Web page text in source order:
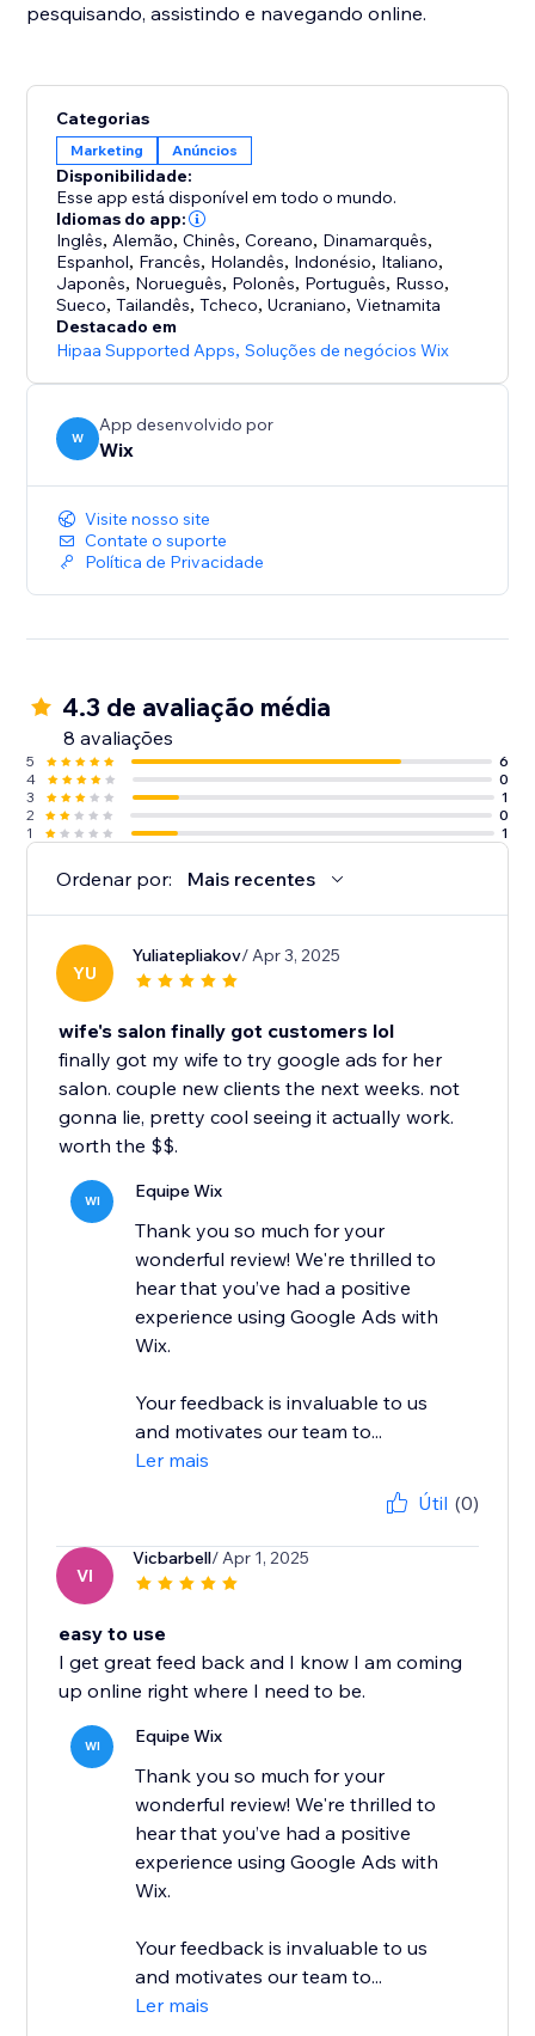
pesquisando, assistindo e navegando online.
Categorias
Marketing Anúncios
Disponibilidade:
Esse app está disponível em todo o mundo.
Idiomas do app:
Inglês, Alemão,Chinês,Coreano, Dinamarquês,
Espanhol, Francês, Holandês, Indonésio, Italiano,
Japonês, Norueguês, Polonês, Português, Russo,
Sueco,Tailandês,Tcheco,Ucraniano,Vietnamita
Destacado em
Hipaa Supported Apps,Soluções de negócios Wix
W
App desenvolvido por
Wix
Visite nosso site
Contate o suporte
Política de Privacidade
4.3 de avaliação média
8 avaliações
5
6
4
0
3
1
2
0
1
1
Ordenar por: Mais recentes
YU
Yuliatepliakov/ Apr 3, 2025
wife's salon finally got customers lol
finally got my wife to try google ads for her
salon. couple new clients the next weeks. not
gonna lie, pretty cool seeing it actually work.
worth the $$.
WI Equipe Wix
Thank you so much for your
wonderful review! We're thrilled to
hear that you’ve had a positive
experience using Google Ads with
Wix.
Your feedback is invaluable to us
and motivates our team to...
Ler mais
Útil (0)
VI
Vicbarbell/ Apr 1, 2025
easy to use
I get great feed back and I know I am coming
up online right where I need to be.
WI Equipe Wix
Thank you so much for your
wonderful review! We're thrilled to
hear that you’ve had a positive
experience using Google Ads with
Wix.
Your feedback is invaluable to us
and motivates our team to...
Ler mais